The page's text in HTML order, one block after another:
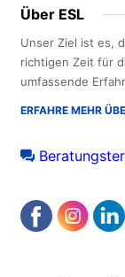
Über ESL
Unser Ziel ist es,
richtigen Zeit für
umfassende
ERFAHRE MEHR